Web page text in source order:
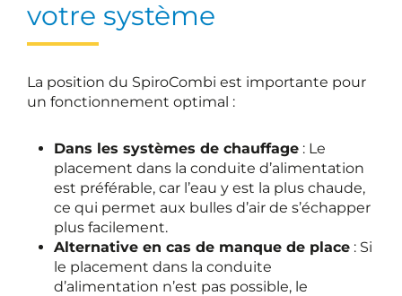
votre système
La position du SpiroCombi est importante pour
un fonctionnement optimal :
Dans les systèmes de chauffage : Le
placement dans la conduite d’alimentation
est préférable, car l’eau y est la plus chaude,
ce qui permet aux bulles d’air de s’échapper
plus facilement.
Alternative en cas de manque de place : Si
le placement dans la conduite
d’alimentation n’est pas possible, le